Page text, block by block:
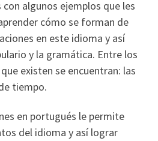
algunos ejemplos que les
cómo se forman de
en este idioma y así
y la gramática. Entre los
existen se encuentran: las
tiempo.
en portugués le permite
del idioma y así lograr